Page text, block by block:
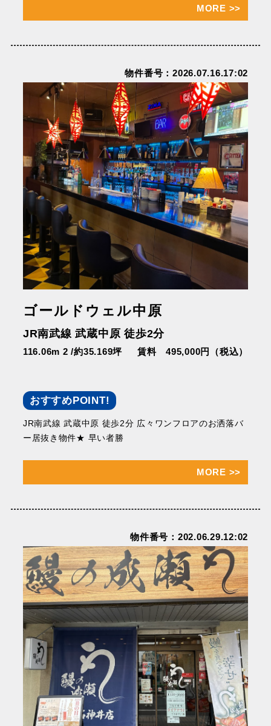
MORE >>
物件番号：2026.07.16.17:02
ゴールドウェル中原
JR南武線 武蔵中原 徒歩2分
116.06m 2 /約35.169坪 賃料 495,000円（税込）
おすすめPOINT!
JR南武線 武蔵中原 徒歩2分 広々ワンフロアのお洒落バ
ー居抜き物件★ 早い者勝
MORE >>
物件番号：202.06.29.12:02